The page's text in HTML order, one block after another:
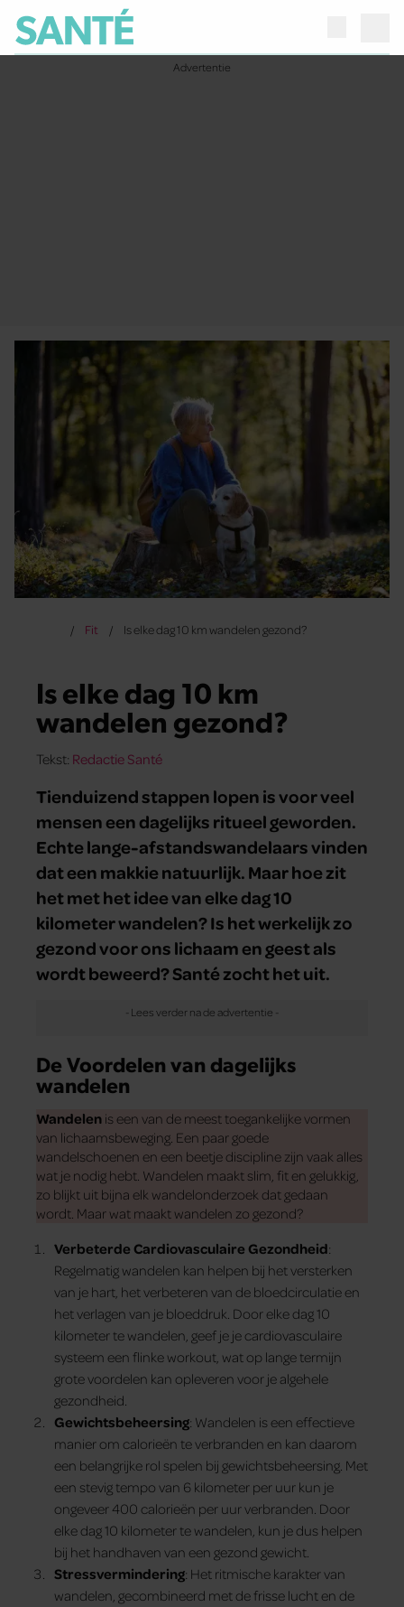
Fit Is elke dag 10 km wandelen gezond?
Is elke dag 10 km
wandelen gezond?
Tekst: Redactie Santé
Tienduizend stappen lopen is voor veel
mensen een dagelijks ritueel geworden.
Echte lange-afstandswandelaars vinden
dat een makkie natuurlijk. Maar hoe zit
het met het idee van elke dag 10
kilometer wandelen? Is het werkelijk zo
gezond voor ons lichaam en geest als
wordt beweerd? Santé zocht het uit.
De Voordelen van dagelijks
wandelen
Wandelen is een van de meest toegankelijke vormen
van lichaamsbeweging. Een paar goede
wandelschoenen en een beetje discipline zijn vaak alles
wat je nodig hebt. Wandelen maakt slim, fit en gelukkig,
zo blijkt uit bijna elk wandelonderzoek dat gedaan
wordt. Maar wat maakt wandelen zo gezond?
Verbeterde Cardiovasculaire Gezondheid:
Regelmatig wandelen kan helpen bij het versterken
van je hart, het verbeteren van de bloedcirculatie en
het verlagen van je bloeddruk. Door elke dag 10
kilometer te wandelen, geef je je cardiovasculaire
systeem een flinke workout, wat op lange termijn
grote voordelen kan opleveren voor je algehele
gezondheid.
Gewichtsbeheersing: Wandelen is een effectieve
manier om calorieën te verbranden en kan daarom
een belangrijke rol spelen bij gewichtsbeheersing. Met
een stevig tempo van 6 kilometer per uur kun je
ongeveer 400 calorieën per uur verbranden. Door
elke dag 10 kilometer te wandelen, kun je dus helpen
bij het handhaven van een gezond gewicht.
Stressvermindering: Het ritmische karakter van
wandelen, gecombineerd met de frisse lucht en de